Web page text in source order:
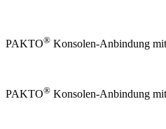
PAKTO® Konsolen-Anbindung
PAKTO® Konsolen-Anbindung